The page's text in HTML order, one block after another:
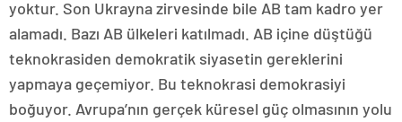
yoktur. Son Ukrayna zirvesinde bile AB tam kadro yer
alamadı. Bazı AB ülkeleri katılmadı. AB içine düştüğü
teknokrasiden demokratik siyasetin gereklerini
yapmaya geçemiyor. Bu teknokrasi demokrasiyi
boğuyor. Avrupa’nın gerçek küresel güç olmasının yolu